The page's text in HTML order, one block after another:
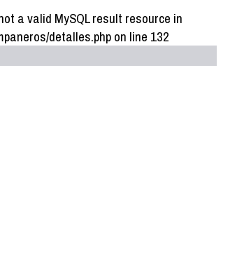
a valid MySQL result resource in
detalles.php on line 132